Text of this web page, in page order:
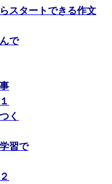
スタートできる作文
で
く
習で